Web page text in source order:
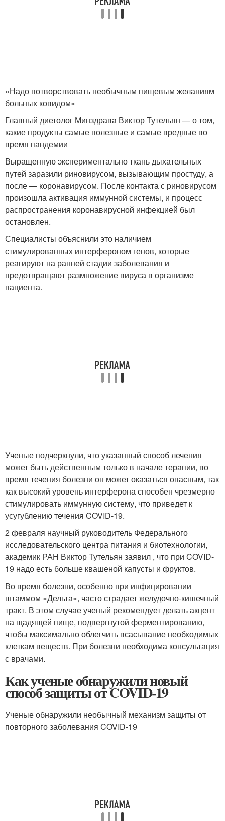
«Надо потворствовать необычным пищевым желаниям
больных ковидом»
Главный диетолог Минздрава Виктор Тутельян — о том,
какие продукты самые полезные и самые вредные во
время пандемии
Выращенную экспериментально ткань дыхательных
путей заразили риновирусом, вызывающим простуду, а
после — коронавирусом. После контакта с риновирусом
произошла активация иммунной системы, и процесс
распространения коронавирусной инфекцией был
остановлен.
Специалисты объяснили это наличием
стимулированных интерфероном генов, которые
реагируют на ранней стадии заболевания и
предотвращают размножение вируса в организме
пациента.
Ученые подчеркнули, что указанный способ лечения
может быть действенным только в начале терапии, во
время течения болезни он может оказаться опасным, так
как высокий уровень интерферона способен чрезмерно
стимулировать иммунную систему, что приведет к
усугублению течения COVID-19.
2 февраля научный руководитель Федерального
исследовательского центра питания и биотехнологии,
академик РАН Виктор Тутельян заявил , что при COVID-
19 надо есть больше квашеной капусты и фруктов.
Во время болезни, особенно при инфицировании
штаммом «Дельта», часто страдает желудочно-кишечный
тракт. В этом случае ученый рекомендует делать акцент
на щадящей пище, подвергнутой ферментированию,
чтобы максимально облегчить всасывание необходимых
клеткам веществ. При болезни необходима консультация
с врачами.
Как ученые обнаружили новый
способ защиты от COVID-19
Ученые обнаружили необычный механизм защиты от
повторного заболевания COVID-19